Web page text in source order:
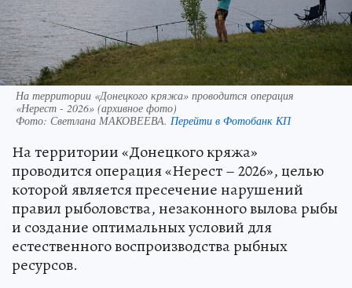
На территории «Донецкого кряжа» проводится операция
«Нерест - 2026» (архивное фото)
Фото: Светлана МАКОВЕЕВА. Перейти в Фотобанк КП
На территории «Донецкого кряжа»
проводится операция «Нерест – 2026», целью
которой является пресечение нарушений
правил рыболовства, незаконного вылова рыбы
и создание оптимальных условий для
естественного воспроизводства рыбных
ресурсов.